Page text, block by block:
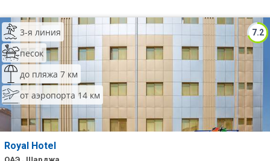
7.2
3-я линия
песок
до пляжа 7 км
от аэропорта 14 км
Royal Hotel